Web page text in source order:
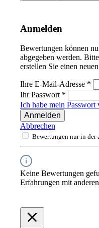
Anmelden
Bewertungen können
abgegeben werden.
erstellen Sie einen
Ihre E-Mail-Adresse *
Ihr Passwort *
Ich habe mein Passwort
Anmelden
Abbrechen
Bewertungen nur in der
Keine Bewertungen
Erfahrungen mit